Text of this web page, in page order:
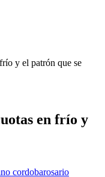
y el patrón que se
en frío y
cordobarosario